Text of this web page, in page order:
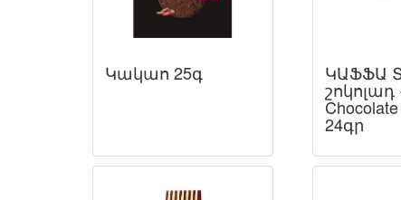
Կակաո 25գ ԿԱՖՖԱ
շոկոլադ
24գր